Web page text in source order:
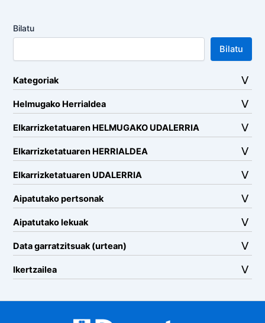
Bilatu
Bilatu
Kategoriak
Helmugako Herrialdea
Elkarrizketatuaren HELMUGAKO UDALERRIA
Elkarrizketatuaren HERRIALDEA
Elkarrizketatuaren UDALERRIA
Aipatutako pertsonak
Aipatutako lekuak
Data garratzitsuak (urtean)
Ikertzailea